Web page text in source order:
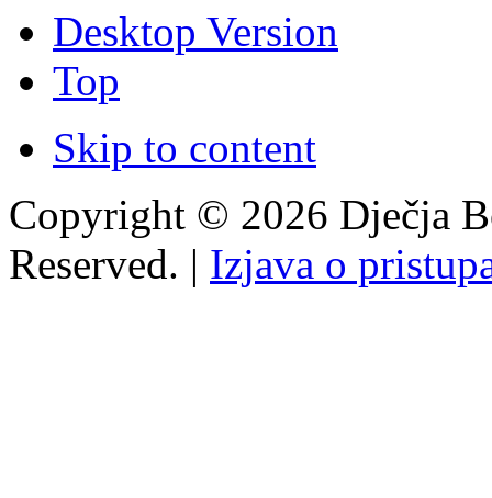
Desktop Version
Top
Skip to content
Copyright © 2026 Dječja
Reserved. | Izjava o